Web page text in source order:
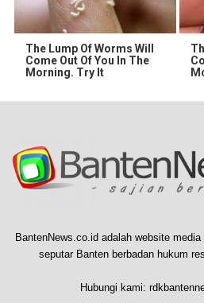
The Lump Of Worms Will
Come Out Of You In The
Morning. Try It
BantenNews.co.id adalah website
seputar Banten berbadan hukum
Hubungi kami: